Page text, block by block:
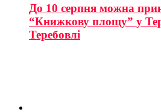
До 10 серпня можна
“Книжкову площу” у
Теребовлі